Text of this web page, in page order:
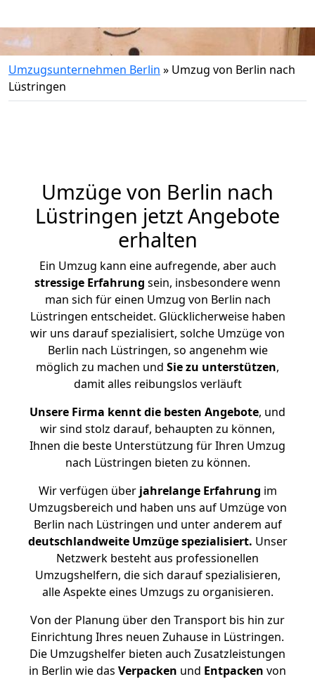
Umzugsunternehmen Berlin » Umzug von Berlin nach
Lüstringen
Umzüge von Berlin nach
Lüstringen jetzt Angebote
erhalten
Ein Umzug kann eine aufregende, aber auch
stressige Erfahrung sein, insbesondere wenn
man sich für einen Umzug von Berlin nach
Lüstringen entscheidet. Glücklicherweise haben
wir uns darauf spezialisiert, solche Umzüge von
Berlin nach Lüstringen, so angenehm wie
möglich zu machen und Sie zu unterstützen,
damit alles reibungslos verläuft
Unsere Firma kennt die besten Angebote, und
wir sind stolz darauf, behaupten zu können,
Ihnen die beste Unterstützung für Ihren Umzug
nach Lüstringen bieten zu können.
Wir verfügen überjahrelange Erfahrung im
Umzugsbereich und haben uns auf Umzüge von
Berlin nach Lüstringen und unter anderem auf
deutschlandweite Umzüge spezialisiert. Unser
Netzwerk besteht aus professionellen
Umzugshelfern, die sich darauf spezialisieren,
alle Aspekte eines Umzugs zu organisieren.
Von der Planung über den Transport bis hin zur
Einrichtung Ihres neuen Zuhause in Lüstringen.
Die Umzugshelfer bieten auch Zusatzleistungen
in Berlin wie das Verpacken und Entpacken von